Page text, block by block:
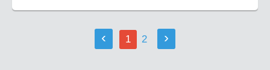
‹ 1 2 ›